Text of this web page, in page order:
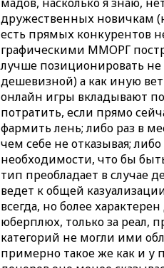
дружественных новичкам
есть прямых конкурентов
графическими ММОРГ
лучше позиционировать не
дешевизной) а как иную
онлайн игры вкладывают
потратить, если прямо
фармить лень; либо раз в
чем себе не отказывая;
необходимости, что бы
тип преобладает в случае
ведет к общей
всегда, но более
юберплюх, только за реал,
категорий не могли ими
примерно такое же как и у